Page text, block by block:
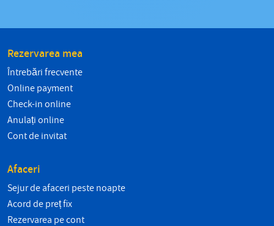
Rezervarea mea
Întrebări frecvente
Online payment
Check-in online
Anulați online
Cont de invitat
Afaceri
Sejur de afaceri peste noapte
Acord de preț fix
Rezervarea pe cont